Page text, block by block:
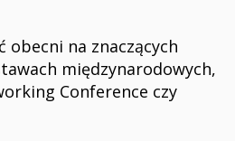
obecni na znaczących
międzynarodowych,
Conference czy